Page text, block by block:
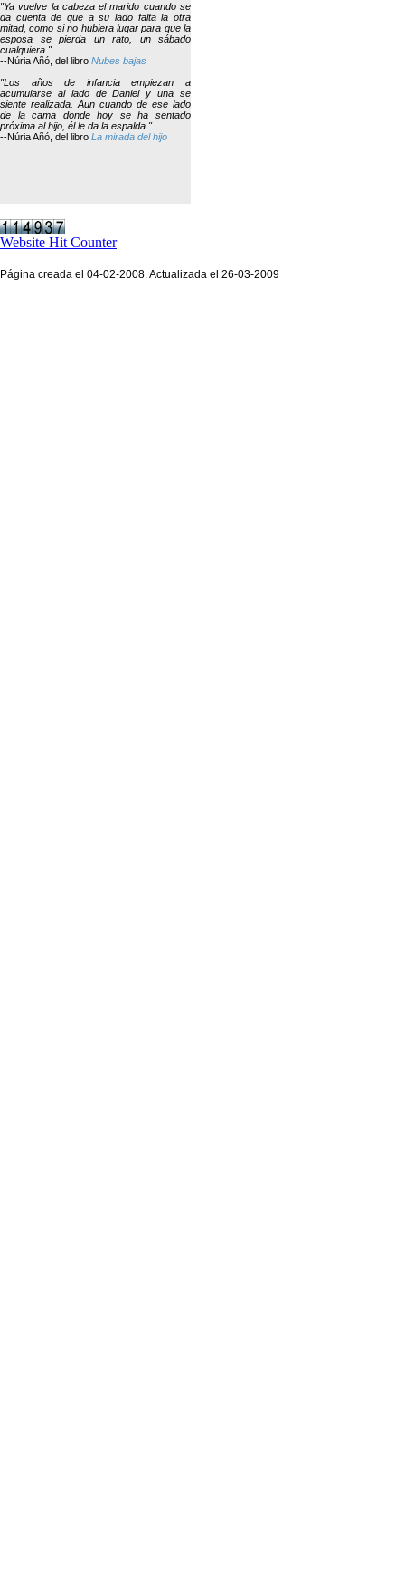
Página creada el 04-02-2008. Actualizada el 26-03-2009
Website Hit Counter
"Ya vuelve la cabeza el marido cuando se
da cuenta de que a su lado falta la otra
mitad, como si no hubiera lugar para que la
esposa se pierda un rato, un sábado
cualquiera."
--Núria Añó, del libro Nubes bajas
"Los años de infancia empiezan a
acumularse al lado de Daniel y una se
siente realizada. Aun cuando de ese lado
de la cama donde hoy se ha sentado
próxima al hijo, él le da la espalda."
--Núria Añó, del libro La mirada del hijo